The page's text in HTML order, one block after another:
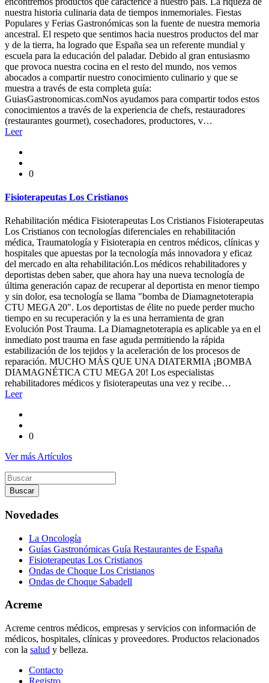
nuestra historia culinaria data de tiempos inmemoriales. Fiestas
Populares y Ferias Gastronómicas son la fuente de nuestra memoria
ancestral. El respeto que sentimos hacia nuestros productos del mar
y de la tierra, ha logrado que España sea un referente mundial y
escuela para la educación del paladar. Debido al gran entusiasmo
que provoca nuestra cocina en el resto del mundo, nos vemos
abocados a compartir nuestro conocimiento culinario y que se
muestra a través de esta completa guía:
GuiasGastronomicas.comNos ayudamos para compartir todos estos
conocimientos a través de la experiencia de chefs, restauradores
(restaurantes gourmet), cosechadores, productores, v…
Leer
0
Fisioterapeutas Los Cristianos
Rehabilitación médica Fisioterapeutas Los Cristianos Fisioterapeutas
Los Cristianos con tecnologías diferenciales en rehabilitación
médica, Traumatología y Fisioterapia en centros médicos, clínicas y
hospitales que apuestas por la tecnología más innovadora y eficaz
del mercado en alta rehabilitación.Los médicos rehabilitadores y
deportistas deben saber, que ahora hay una nueva tecnología de
última generación capaz de recuperar al deportista en menor tiempo
y sin dolor, esa tecnología se llama "bomba de Diamagnetoterapia
CTU MEGA 20". Los deportistas de élite no puede perder mucho
tiempo en su recuperación y la es una herramienta de gran
Evolución Post Trauma. La Diamagnetoterapia es aplicable ya en el
inmediato post trauma en fase aguda permitiendo la rápida
estabilización de los tejidos y la aceleración de los procesos de
reparación. MUCHO MÁS QUE UNA DIATERMIA ¡BOMBA
DIAMAGNÉTICA CTU MEGA 20! Los especialistas
rehabilitadores médicos y fisioterapeutas una vez y recibe…
Leer
0
Ver más Artículos
Buscar
por
Novedades
La Oncología
Guías Gastronómicas Guía Restaurantes de España
Fisioterapeutas Los Cristianos
Ondas de Choque Los Cristianos
Ondas de Choque Sabadell
Acreme
Acreme centros médicos, empresas y servicios con información de
médicos, hospitales, clínicas y proveedores. Productos relacionados
con la salud y belleza.
Contacto
Registro